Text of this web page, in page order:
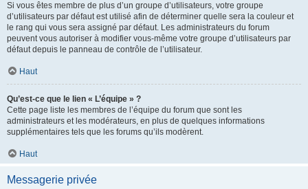
Si vous êtes membre de plus d’un groupe d’utilisateurs, votre groupe
d’utilisateurs par défaut est utilisé afin de déterminer quelle sera la couleur et
le rang qui vous sera assigné par défaut. Les administrateurs du forum
peuvent vous autoriser à modifier vous-même votre groupe d’utilisateurs par
défaut depuis le panneau de contrôle de l’utilisateur.
Haut
Qu’est-ce que le lien « L’équipe » ?
Cette page liste les membres de l’équipe du forum que sont les
administrateurs et les modérateurs, en plus de quelques informations
supplémentaires tels que les forums qu’ils modèrent.
Haut
Messagerie privée